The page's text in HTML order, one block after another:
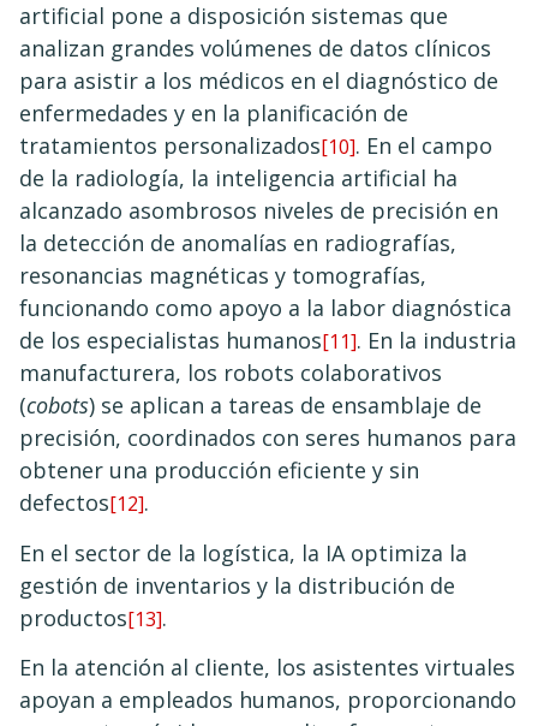
artificial pone a disposición sistemas que
analizan grandes volúmenes de datos clínicos
para asistir a los médicos en el diagnóstico de
enfermedades y en la planificación de
tratamientos personalizados[10]. En el campo
de la radiología, la inteligencia artificial ha
alcanzado asombrosos niveles de precisión en
la detección de anomalías en radiografías,
resonancias magnéticas y tomografías,
funcionando como apoyo a la labor diagnóstica
de los especialistas humanos[11]. En la industria
manufacturera, los robots colaborativos
(cobots) se aplican a tareas de ensamblaje de
precisión, coordinados con seres humanos para
obtener una producción eficiente y sin
defectos[12].
En el sector de la logística, la IA optimiza la
gestión de inventarios y la distribución de
productos[13].
En la atención al cliente, los asistentes virtuales
apoyan a empleados humanos, proporcionando